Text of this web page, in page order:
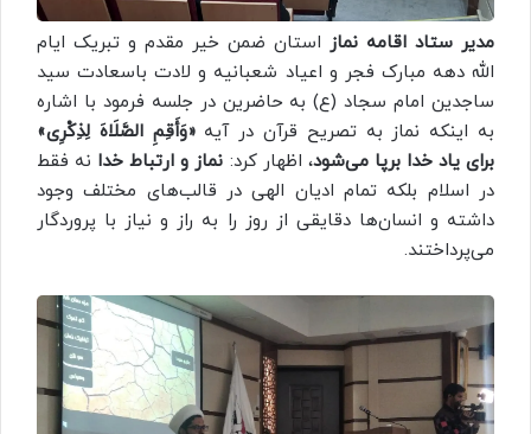
مدیر ستاد اقامه نماز استان ضمن خیر مقدم و تبریک ایام
الله دهه مبارک فجر و اعیاد شعبانیه و لادت باسعادت سید
ساجدین امام سجاد (ع) به حاضرین در جلسه فرمود با اشاره
به اینکه نماز به تصریح قرآن در آیه «وَأَقِمِ الصَّلَاهَ لِذِکْرِی»
برای یاد خدا برپا می‌شود، اظهار کرد: نماز و ارتباط خدا نه فقط
در اسلام بلکه تمام ادیان الهی در قالب‌های مختلف وجود
داشته و انسان‌ها دقایقی از روز را به راز و نیاز با پروردگار
می‌پرداختند.